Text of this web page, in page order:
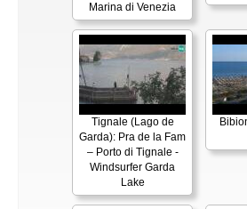
Marina di Venezia
Tignale (Lago de
Garda): Pra de la Fam
– Porto di Tignale -
Windsurfer Garda
Lake